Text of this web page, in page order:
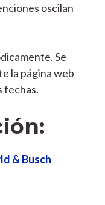
oscilan
Se
la página web
fechas.
& Busch